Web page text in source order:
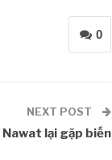
0
NEXT POST
lại gặp biến